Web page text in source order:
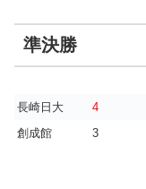
準決勝
長崎日大 4
創成館
3